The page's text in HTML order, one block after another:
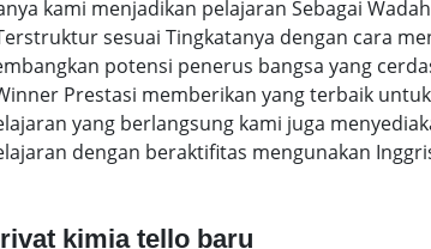
kami menjadikan pelajaran Sebagai
sesuai Tingkatanya dengan cara
potensi penerus bangsa yang
Prestasi memberikan yang terbaik
yang berlangsung kami juga
dengan beraktifitas mengunakan
kimia tello baru